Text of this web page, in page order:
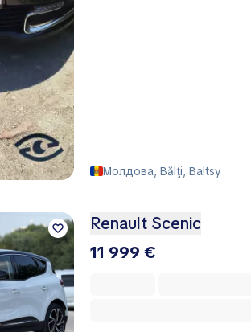
Молдова, Bălţi, Baltsy
Renault Scenic
11 999 €